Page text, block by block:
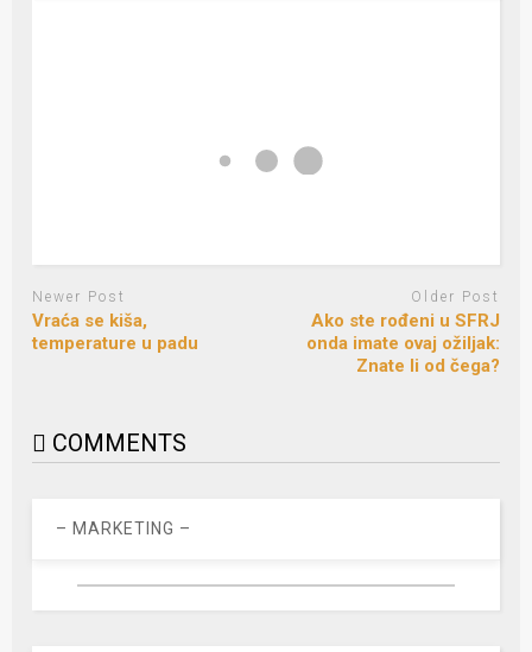
Newer Post
Vraća se kiša,
temperature u padu
Older Post
Ako ste rođeni u SFRJ
onda imate ovaj ožiljak:
Znate li od čega?
COMMENTS
– MARKETING –